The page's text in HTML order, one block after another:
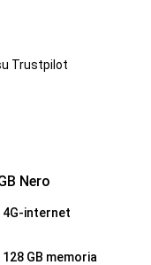
Trustpilot
Nero
4G-internet
128 GB memoria